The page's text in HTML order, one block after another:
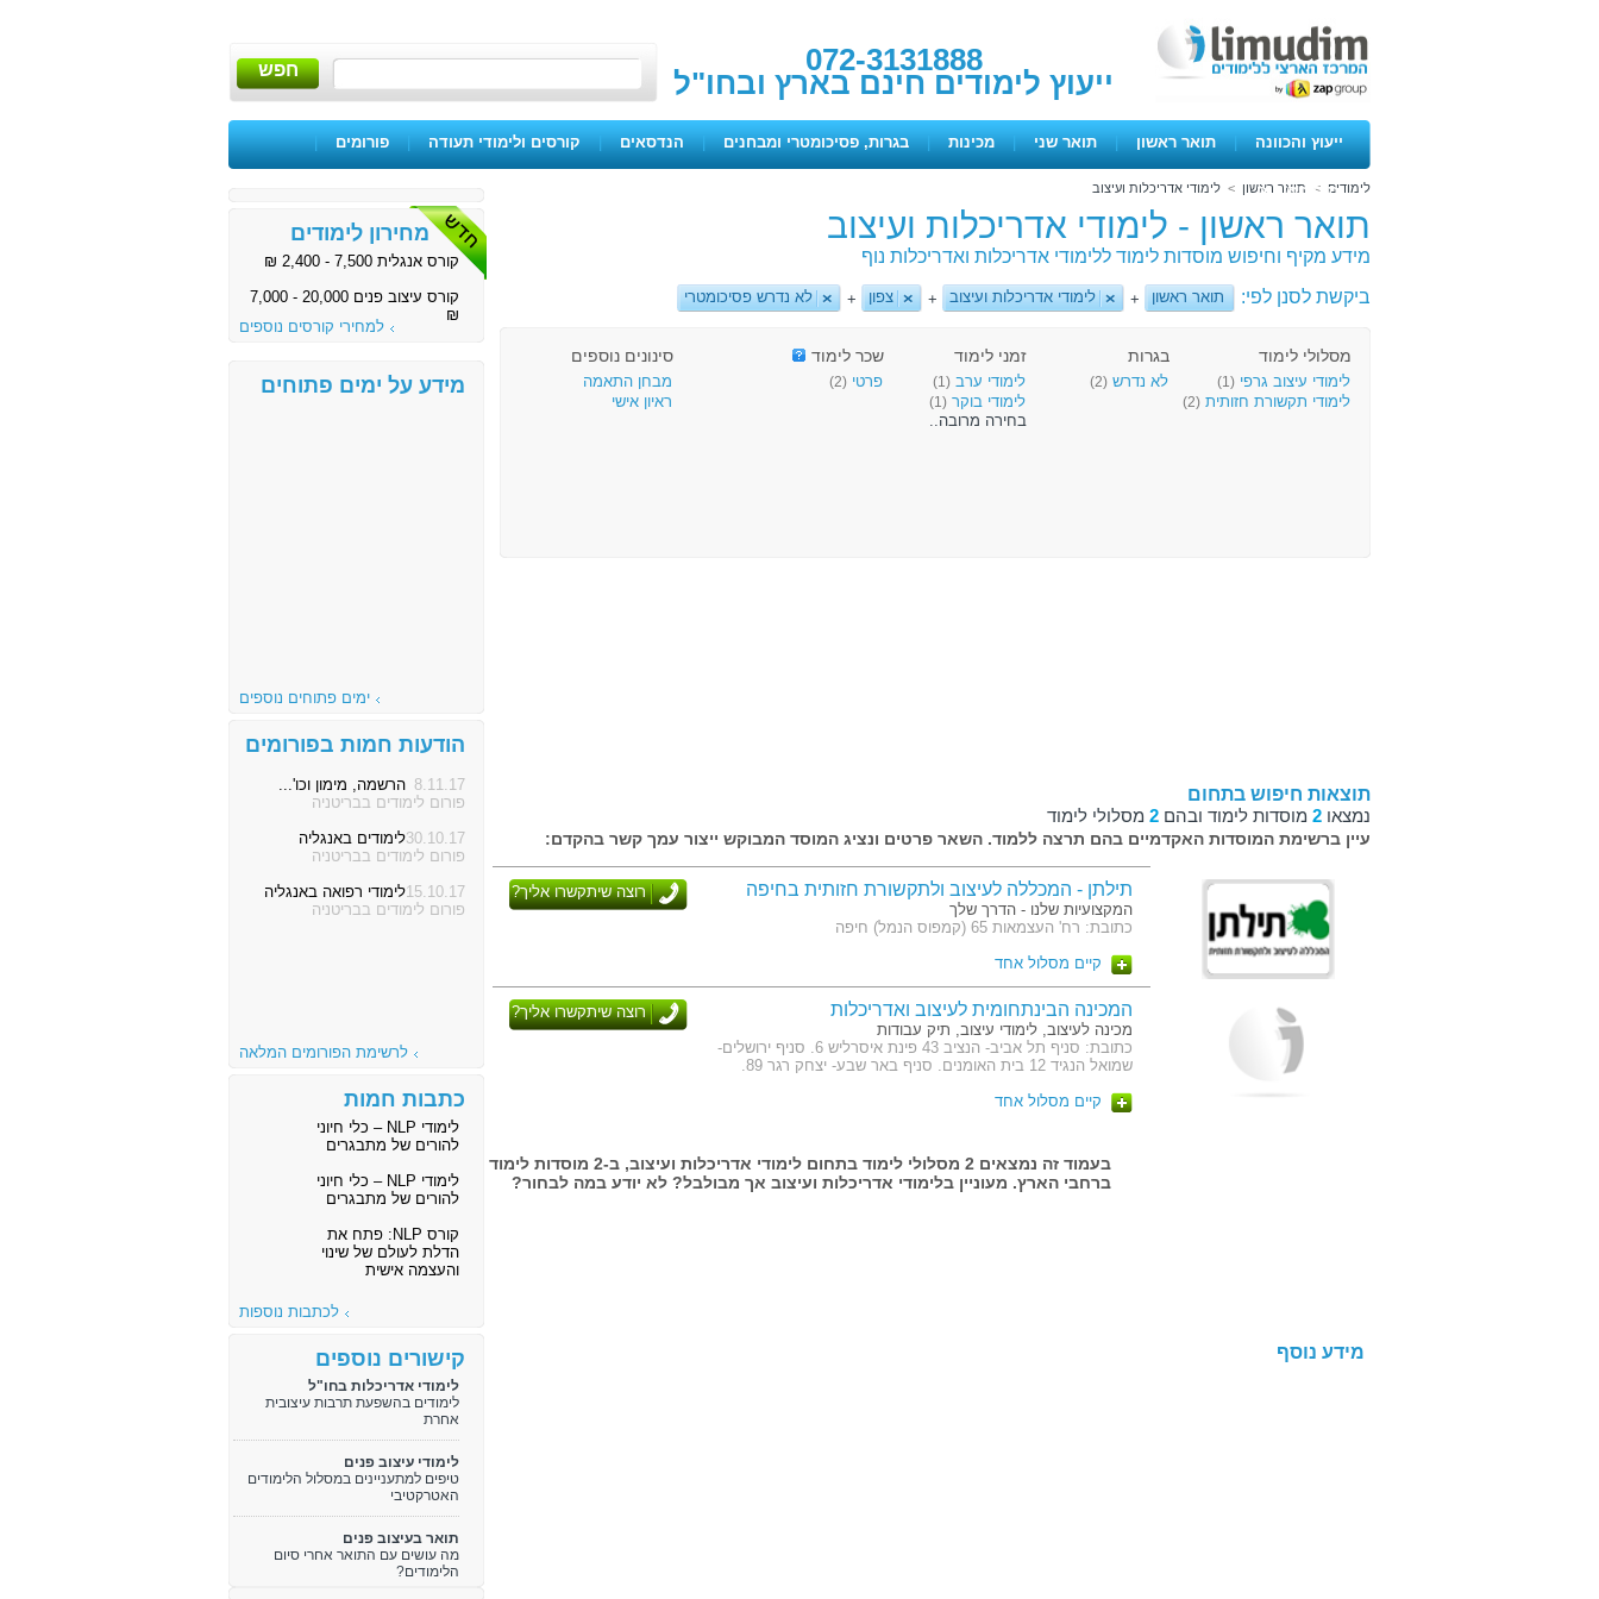
072-3131888
ייעוץ לימודים חינם בארץ ובחו"ל חפש
ייעוץ והכוונה | תואר ראשון | תואר שני | מכינות | בגרות, פסיכומטרי ומבחנים | הנדסאים | קורסים ולימודי תעודה | פורומים |
ימים פתוחיםלימודים > תואר ראשון > לימודי אדריכלות ועיצוב
תואר ראשון - לימודי אדריכלות ועיצוב
מידע מקיף וחיפוש מוסדות לימוד ללימודי אדריכלות ואדריכלות נוף
ביקשת לסנן לפי:
תואר ראשון + לימודי אדריכלות ועיצוב + צפון + לא נדרש פסיכומטרי
מסלולי לימוד
לימודי עיצוב גרפי (1)
לימודי תקשורת חזותית (2)
בגרות
לא נדרש (2)
זמני לימוד
לימודי ערב (1)
לימודי בוקר (1)
בחירה מרובה..
שכר לימוד
פרטי (2)
סינונים נוספים
מבחן התאמה
ראיון אישי
תוצאות חיפוש בתחום
נמצאו 2 מוסדות לימוד ובהם 2 מסלולי לימוד
עיין ברשימת המוסדות האקדמיים בהם תרצה ללמוד. השאר פרטים ונציג המוסד המבוקש ייצור עמך קשר בהקדם:
תילתן - המכללה לעיצוב ולתקשורת חזותית בחיפה
המקצועיות שלנו - הדרך שלך
כתובת: רח' העצמאות 65 (קמפוס הנמל) חיפה
רוצה שיתקשרו אליך?
קיים מסלול אחד
המכינה הבינתחומית לעיצוב ואדריכלות
מכינה לעיצוב, לימודי עיצוב, תיק עבודות
כתובת: סניף תל אביב- הנציב 43 פינת איסרליש 6. סניף ירושלים-
שמואל הנגיד 12 בית האומנים. סניף באר שבע- יצחק רגר 89.
רוצה שיתקשרו אליך?
קיים מסלול אחד
בעמוד זה נמצאים 2 מסלולי לימוד בתחום לימודי אדריכלות ועיצוב, ב-2 מוסדות לימוד
ברחבי הארץ. מעוניין בלימודי אדריכלות ועיצוב אך מבולבל? לא יודע במה לבחור?
מידע נוסף
מחירון לימודים
קורס אנגלית 7,500 - 2,400 ₪
קורס עיצוב פנים 20,000 - 7,000
₪
למחירי קורסים נוספים
מידע על ימים פתוחים
ימים פתוחים נוספים
הודעות חמות בפורומים
8.11.17 הרשמה, מימון וכו'...
פורום לימודים בבריטניה
30.10.17לימודים באנגליה
פורום לימודים בבריטניה
15.10.17לימודי רפואה באנגליה
פורום לימודים בבריטניה
לרשימת הפורומים המלאה
כתבות חמות
לימודי NLP – כלי חיוני
להורים של מתבגרים
לימודי NLP – כלי חיוני
להורים של מתבגרים
קורס NLP: פתח את
הדלת לעולם של שינוי
והעצמה אישית
לכתבות נוספות
קישורים נוספים
לימודי אדריכלות בחו"ל
לימודים בהשפעת תרבות עיצובית
אחרת
לימודי עיצוב פנים
טיפים למתעניינים במסלול הלימודים
האטרקטיבי
תואר בעיצוב פנים
מה עושים עם התואר אחרי סיום
הלימודים?